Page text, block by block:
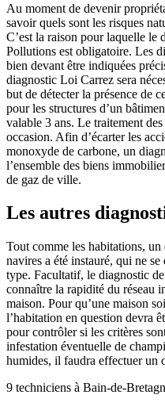
Au moment de devenir
savoir quels sont les risques
C’est la raison pour laquelle le
Pollutions est obligatoire. Les
bien devant être indiquées
diagnostic Loi Carrez sera
but de détecter la présence de
pour les structures d’un
valable 3 ans. Le traitement
occasion. Afin d’écarter les
monoxyde de carbone, un
l’ensemble des biens
de gaz de ville.
Les autres
Tout comme les habitations,
navires a été instauré, qui ne
type. Facultatif, le diagnostic
connaître la rapidité du réseau
maison. Pour qu’une maison
l’habitation en question devra
pour contrôler si les critères
infestation éventuelle de
humides, il faudra effectuer un
9 techniciens à Bain-de-